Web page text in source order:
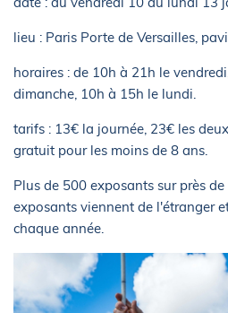
lieu : Paris Porte de Versailles,
horaires : de 10h à 21h le
dimanche, 10h à 15h le lundi.
tarifs : 13€ la journée, 23€ les
gratuit pour les moins de 8 ans.
Plus de 500 exposants sur près
exposants viennent de l'étranger
chaque année.